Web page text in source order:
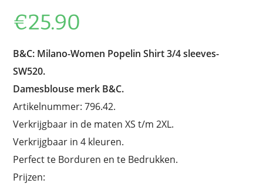
€25.90
B&C: Milano-Women Popelin Shirt 3/4 sleeves-
SW520.
Damesblouse merk B&C.
Artikelnummer: 796.42.
Verkrijgbaar in de maten XS t/m 2XL.
Verkrijgbaar in 4 kleuren.
Perfect te Borduren en te Bedrukken.
Prijzen: